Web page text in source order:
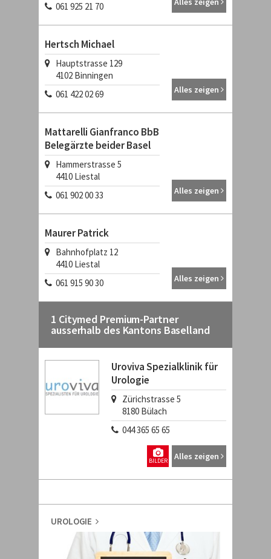
061 925 21 70
Hertsch Michael
Hauptstrasse 129
4102 Binningen
061 422 02 69
Alles zeigen
Mattarelli Gianfranco BbB
Belegärzte beider Basel
Hammerstrasse 5
4410 Liestal
061 902 00 33
Alles zeigen
Maurer Patrick
Bahnhofplatz 12
4410 Liestal
061 915 90 30
Alles zeigen
1 Citymed Premium-Partner
ausserhalb des Kantons Baselland
Uroviva Spezialklinik für
Urologie
Zürichstrasse 5
8180 Bülach
044 365 65 65
Alles zeigen
BILDER
UROLOGIE